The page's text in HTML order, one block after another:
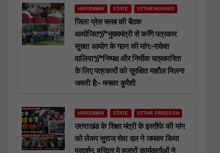
HARIDWAR STATE UTTARAKHAND
जिला प्रेस क्लब की बैठक
आयोजित*//*मुख्यमंत्री से करेंगे पत्रकार
सुरक्षा आयोग के गठन की मांग:-राकेश
वालिया*//*निष्पक्ष और निर्भीक पत्रकारिता
के लिए पत्रकारों को सुरक्षित माहौल मिलना
जरूरी है:- मनव्वर कुरैशी
HARIDWAR STATE UTTAR PRADESH
उत्तराखंड के शिक्षा मंत्री के इस्तीफे की मांग
को लेकर सुराज सेवा दल ने जमकर किया
प्रदर्शन, हरिद्वार मे हजारों कार्यकर्ताओं ने